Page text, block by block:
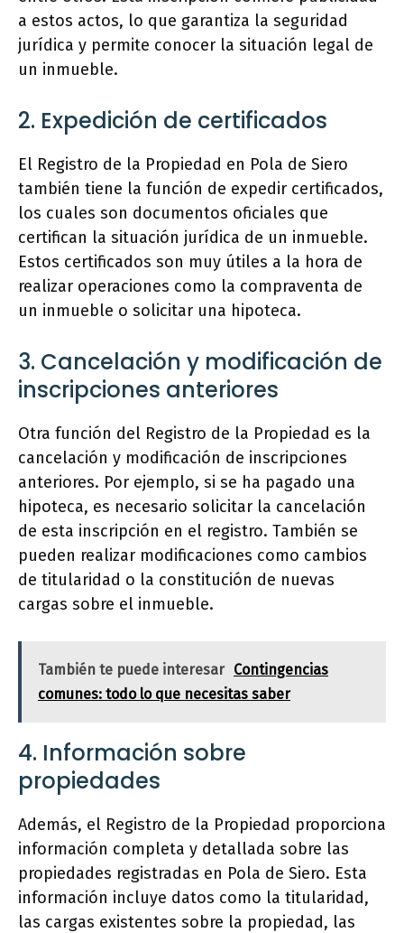
a estos actos, lo que garantiza la seguridad
jurídica y permite conocer la situación legal de
un inmueble.
2. Expedición de certificados
El Registro de la Propiedad en Pola de Siero
también tiene la función de expedir certificados,
los cuales son documentos oficiales que
certifican la situación jurídica de un inmueble.
Estos certificados son muy útiles a la hora de
realizar operaciones como la compraventa de
un inmueble o solicitar una hipoteca.
3. Cancelación y modificación de
inscripciones anteriores
Otra función del Registro de la Propiedad es la
cancelación y modificación de inscripciones
anteriores. Por ejemplo, si se ha pagado una
hipoteca, es necesario solicitar la cancelación
de esta inscripción en el registro. También se
pueden realizar modificaciones como cambios
de titularidad o la constitución de nuevas
cargas sobre el inmueble.
También te puede interesar Contingencias
comunes: todo lo que necesitas saber
4. Información sobre
propiedades
Además, el Registro de la Propiedad proporciona
información completa y detallada sobre las
propiedades registradas en Pola de Siero. Esta
información incluye datos como la titularidad,
las cargas existentes sobre la propiedad, las